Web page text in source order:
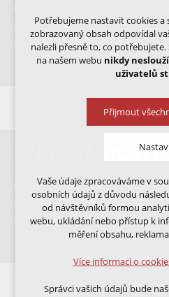
Osobní odběr - ZDARMA
DOPRAVA A PLATBA
SNADNÁ
Bankovní převod 103900212 /
Platební brána GO PAY
Dobírka
Potřebujeme nastavit cookies a
zobrazovaný obsah odpovídal
nalezli přesně to, co
na našem webu nikdy
uživatelů
Přijmout
Technická cookies
nutná pro provozování
udržení kontextu stránek
přihlášení, volby jazyka,
Volitelná cookies
analytická pro
Vaše údaje zpracováváme v
osobních údajů z důvodu
od návštěvníků formou
webu, ukládání nebo přístup k
měření obsahu,
Více informací o
Správci vašich údajů bude